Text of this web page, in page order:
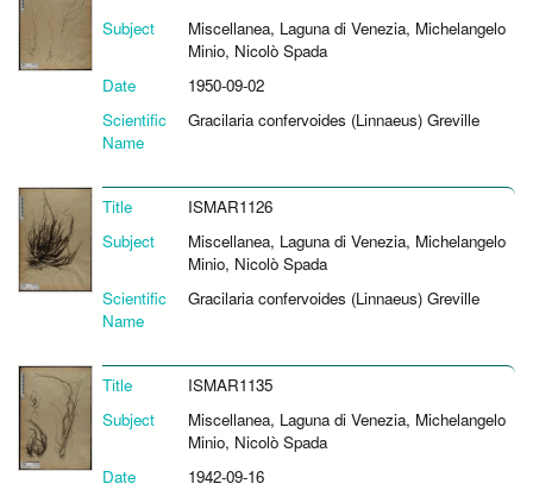
Subject
Miscellanea, Laguna di Venezia, Michelangelo
Minio, Nicolò Spada
Date
1950-09-02
Scientific
Name
Gracilaria confervoides (Linnaeus) Greville
Title
ISMAR1126
Subject
Miscellanea, Laguna di Venezia, Michelangelo
Minio, Nicolò Spada
Scientific
Name
Gracilaria confervoides (Linnaeus) Greville
Title
ISMAR1135
Subject
Miscellanea, Laguna di Venezia, Michelangelo
Minio, Nicolò Spada
Date
1942-09-16